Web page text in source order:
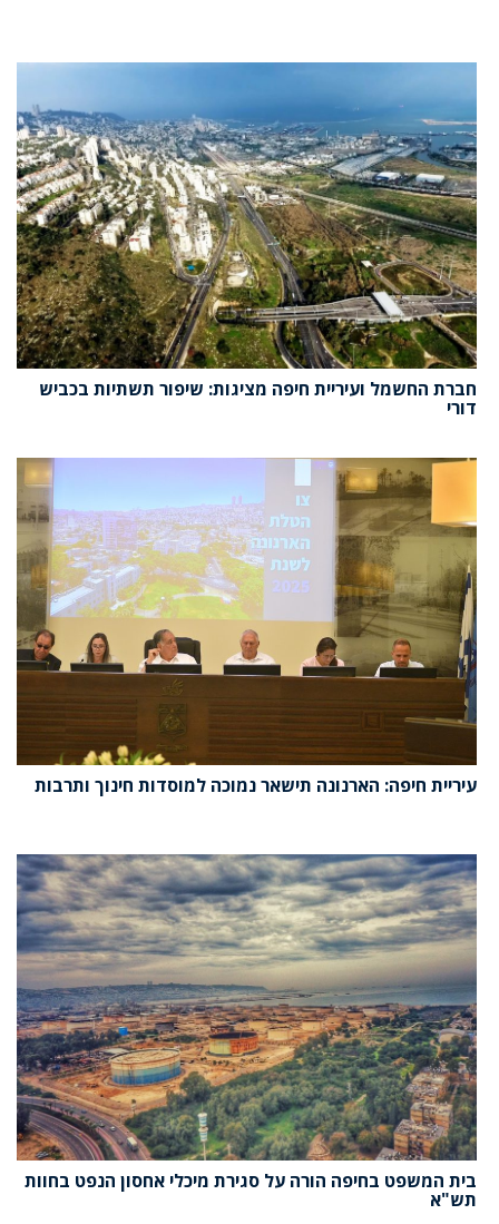
חברת החשמל ועיריית חיפה מציגות: שיפור תשתיות בכביש
דורי
עיריית חיפה: הארנונה תישאר נמוכה למוסדות חינוך ותרבות
בית המשפט בחיפה הורה על סגירת מיכלי אחסון הנפט בחוות
תש"א